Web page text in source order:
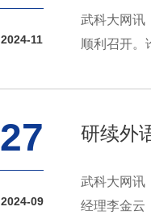
2024-11
武科大网讯
顺利召开。
27
2024-09
研续外
武科大网讯
经理李金云